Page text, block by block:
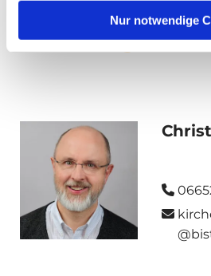
Nur notwendige

